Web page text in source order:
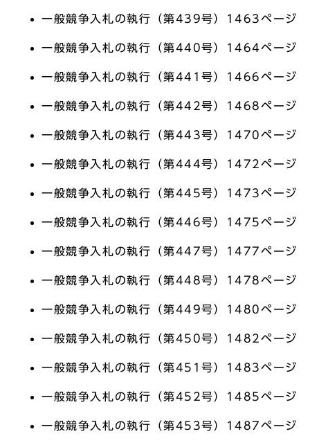
一般競争入札の執行（第439号）1463ページ
一般競争入札の執行（第440号）1464ページ
一般競争入札の執行（第441号）1466ページ
一般競争入札の執行（第442号）1468ページ
一般競争入札の執行（第443号）1470ページ
一般競争入札の執行（第444号）1472ページ
一般競争入札の執行（第445号）1473ページ
一般競争入札の執行（第446号）1475ページ
一般競争入札の執行（第447号）1477ページ
一般競争入札の執行（第448号）1478ページ
一般競争入札の執行（第449号）1480ページ
一般競争入札の執行（第450号）1482ページ
一般競争入札の執行（第451号）1483ページ
一般競争入札の執行（第452号）1485ページ
一般競争入札の執行（第453号）1487ページ